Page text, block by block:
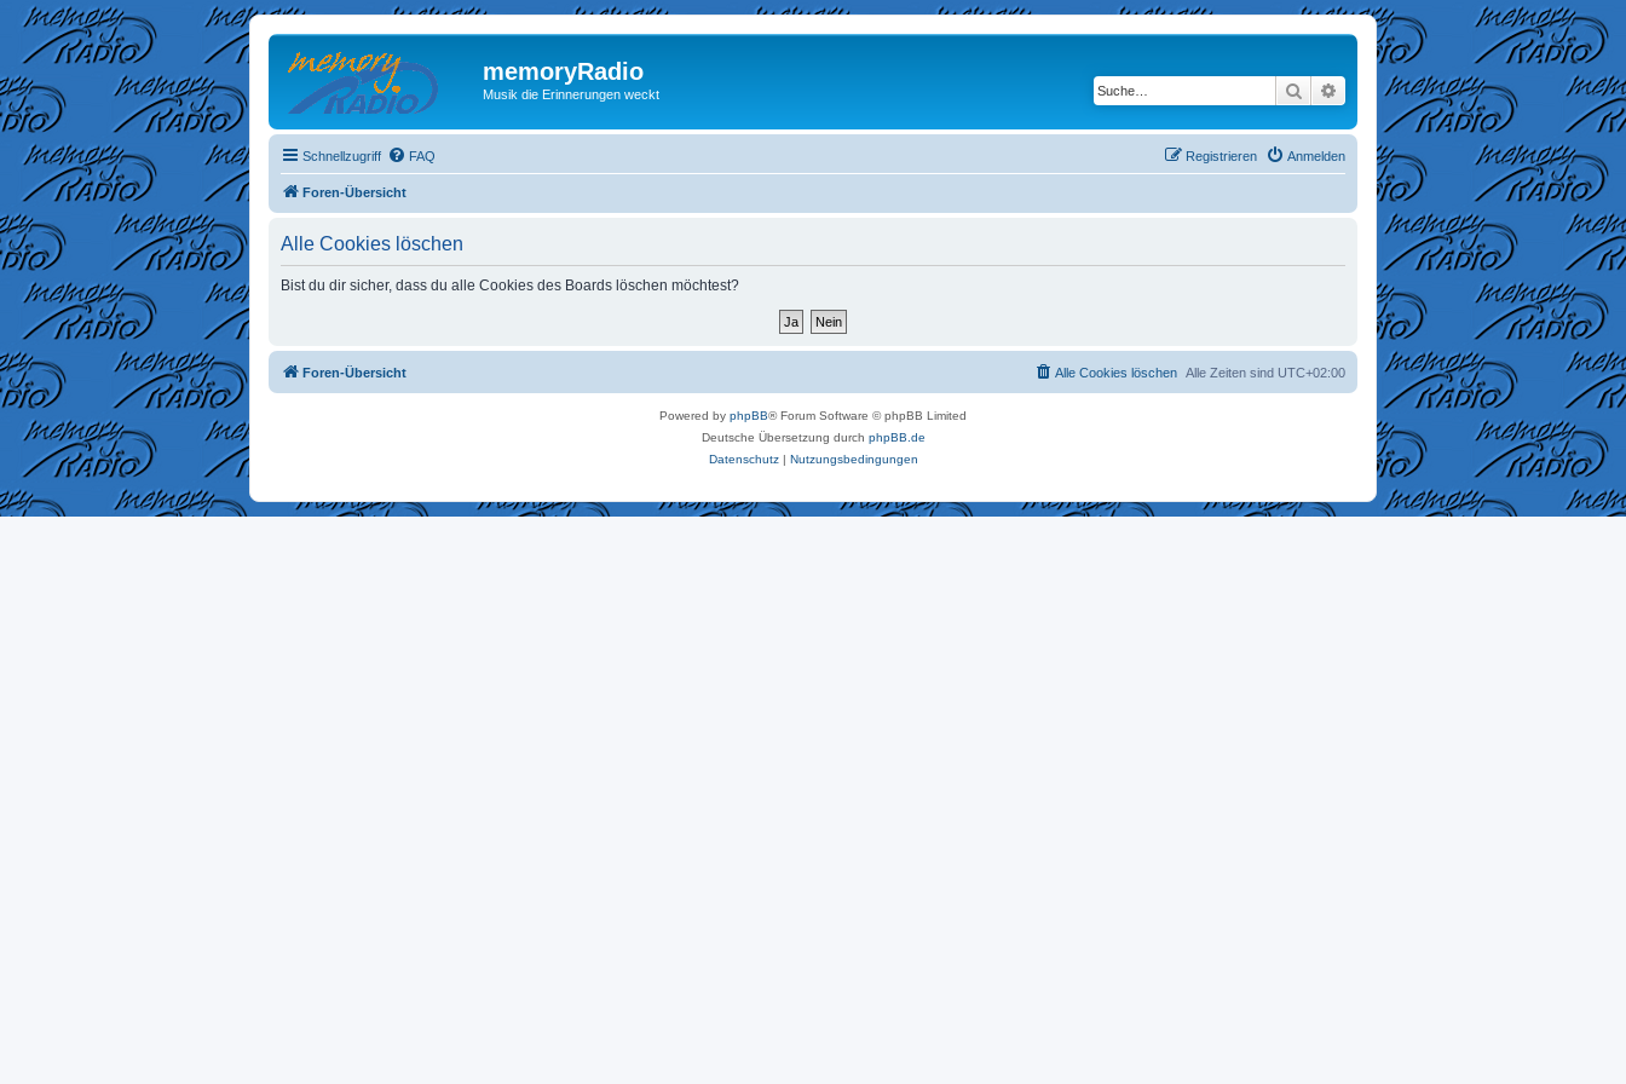
memoryRadio
Musik die Erinnerungen weckt Suche Erweiterte Suche
Schnellzugriff FAQ Anmelden
Registrieren
Foren-Übersicht
Alle Cookies löschen
Bist du dir sicher, dass du alle Cookies des Boards löschen möchtest?
Foren-Übersicht Alle Zeiten sind UTC+02:00
Alle Cookies löschen
Powered by phpBB® Forum Software © phpBB Limited
Deutsche Übersetzung durch phpBB.de
Datenschutz| Nutzungsbedingungen